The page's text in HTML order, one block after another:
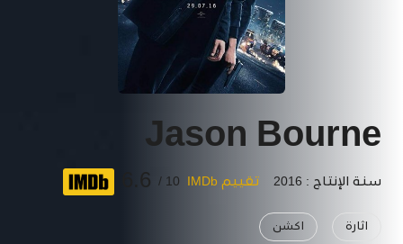
Jason Bourne
سنة الإنتاج : 2016 تقييم IMDb 10 /
6.6
اثارة اكشن